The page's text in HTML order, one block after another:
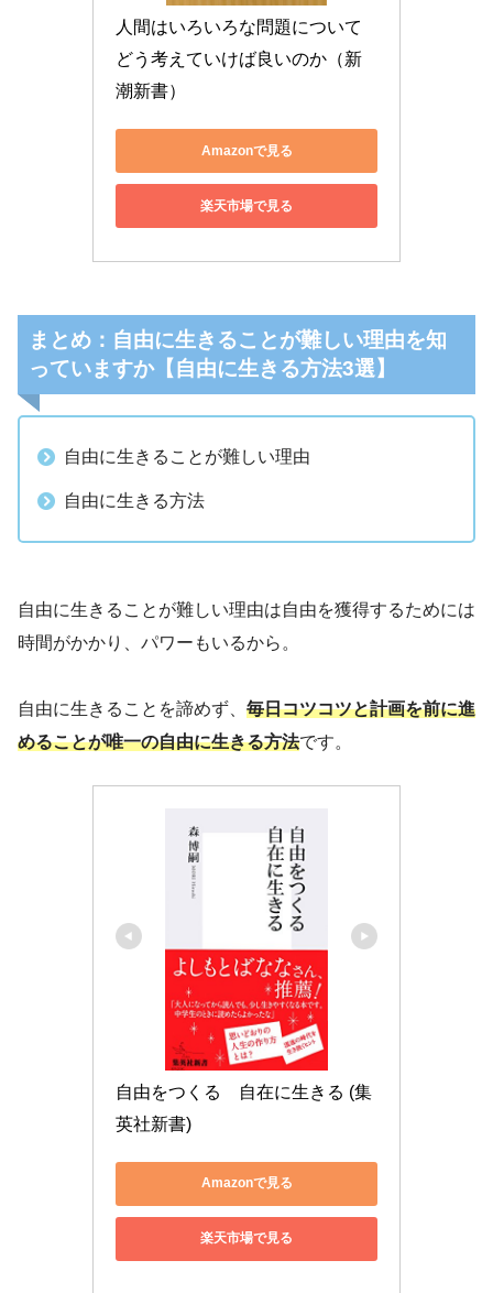
人間はいろいろな問題について
どう考えていけば良いのか（新
潮新書）
Amazonで見る
楽天市場で見る
まとめ：自由に生きることが難しい理由を知
っていますか【自由に生きる方法3選】
自由に生きることが難しい理由
自由に生きる方法
自由に生きることが難しい理由は自由を獲得するためには
時間がかかり、パワーもいるから。
自由に生きることを諦めず、 毎日コツコツと計画を前に進
めることが唯一の自由に生きる方法です。
自由をつくる　自在に生きる (集
英社新書)
Amazonで見る
楽天市場で見る